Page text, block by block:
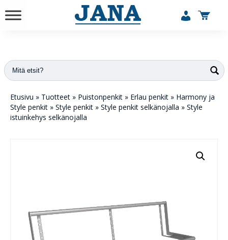
Etusivu » Tuotteet » Puistonpenkit » Erlau penkit » Harmony ja
Style penkit » Style penkit » Style penkit selkänojalla » Style
istuinkehys selkänojalla